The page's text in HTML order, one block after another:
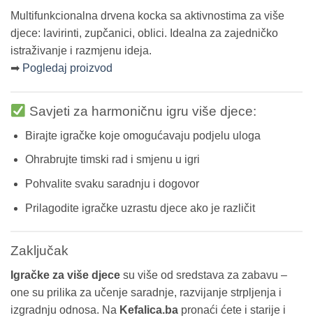
Multifunkcionalna drvena kocka sa aktivnostima za više
djece: lavirinti, zupčanici, oblici. Idealna za zajedničko
istraživanje i razmjenu ideja.
➡ Pogledaj proizvod
Savjeti za harmoničnu igru više djece:
Birajte igračke koje omogućavaju podjelu uloga
Ohrabrujte timski rad i smjenu u igri
Pohvalite svaku saradnju i dogovor
Prilagodite igračke uzrastu djece ako je različit
Zaključak
Igračke za više djece su više od sredstava za zabavu –
one su prilika za učenje saradnje, razvijanje strpljenja i
izgradnju odnosa. Na Kefalica.ba pronaći ćete i starije i